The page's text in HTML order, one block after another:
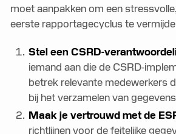
moet aanpakken om een
eerste rapportagecyclus te
Stel een CSRD-
iemand aan die de CSRD-
betrek relevante medewerkers
bij het verzamelen van
Maak je vertrouwd met de
richtlijnen voor de feitelijke